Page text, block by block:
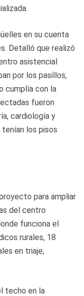
en su cuenta
Detalló que realizó
asistencial
por los pasillos,
cumplía con la
fueron
cardiología y
los pisos
para ampliar
del centro
funciona el
rurales, 18
en triaje,
techo en la